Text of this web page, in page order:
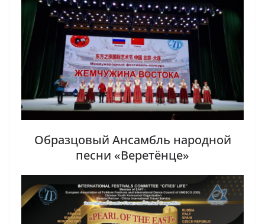
Образцовый Ансамбль народной
песни «Веретёнце»